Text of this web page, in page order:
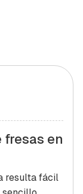
fresas en
resulta fácil